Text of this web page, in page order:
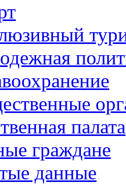
палата
граждане
данные